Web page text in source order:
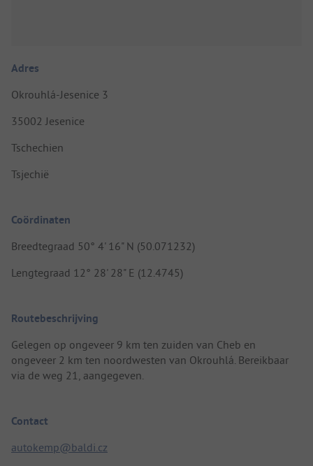
Adres
Okrouhlá-Jesenice 3
35002 Jesenice
Tschechien
Tsjechië
Coördinaten
Breedtegraad 50° 4' 16" N (50.071232)
Lengtegraad 12° 28' 28" E (12.4745)
Routebeschrijving
Gelegen op ongeveer 9 km ten zuiden van Cheb en
ongeveer 2 km ten noordwesten van Okrouhlá. Bereikbaar
via de weg 21, aangegeven.
Contact
autokemp@baldi.cz